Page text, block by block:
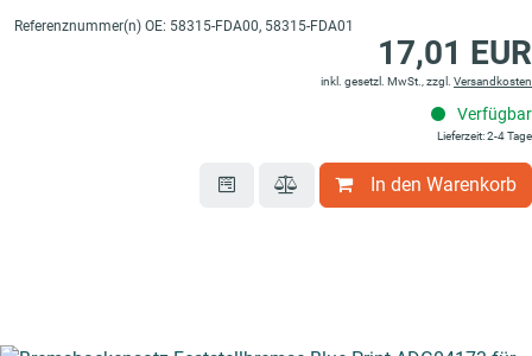
Referenznummer(n) OE: 58315-FDA00, 58315-FDA01
17,01 EUR
inkl. gesetzl. MwSt., zzgl. Versandkosten
Verfügbar
Lieferzeit: 2-4 Tage
In den Warenkorb